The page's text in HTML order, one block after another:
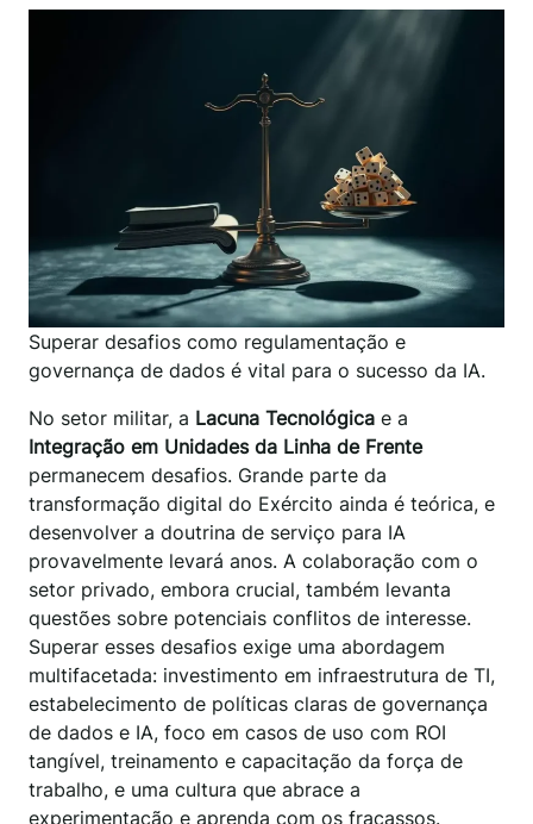
Superar desafios como regulamentação e
governança de dados é vital para o sucesso da IA.
No setor militar, a Lacuna Tecnológica e a
Integração em Unidades da Linha de Frente
permanecem desafios. Grande parte da
transformação digital do Exército ainda é teórica, e
desenvolver a doutrina de serviço para IA
provavelmente levará anos. A colaboração com o
setor privado, embora crucial, também levanta
questões sobre potenciais conflitos de interesse.
Superar esses desafios exige uma abordagem
multifacetada: investimento em infraestrutura de TI,
estabelecimento de políticas claras de governança
de dados e IA, foco em casos de uso com ROI
tangível, treinamento e capacitação da força de
trabalho, e uma cultura que abrace a
experimentação e aprenda com os fracassos.